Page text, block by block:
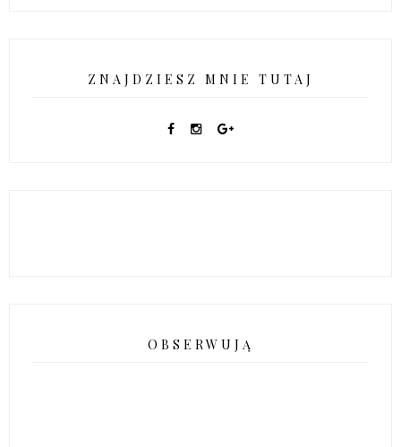
ZNAJDZIESZ MNIE TUTAJ
OBSERWUJĄ